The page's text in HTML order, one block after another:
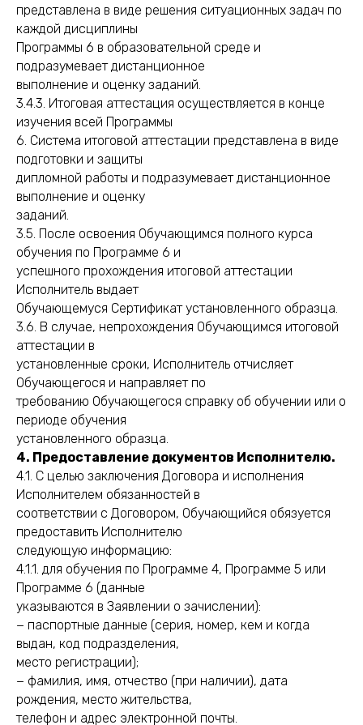
представлена в виде решения ситуационных задач по
каждой дисциплины
Программы 6 в образовательной среде и
подразумевает дистанционное
выполнение и оценку заданий.
3.4.3. Итоговая аттестация осуществляется в конце
изучения всей Программы
6. Система итоговой аттестации представлена в виде
подготовки и защиты
дипломной работы и подразумевает дистанционное
выполнение и оценку
заданий.
3.5. После освоения Обучающимся полного курса
обучения по Программе 6 и
успешного прохождения итоговой аттестации
Исполнитель выдает
Обучающемуся Сертификат установленного образца.
3.6. В случае, непрохождения Обучающимся итоговой
аттестации в
установленные сроки, Исполнитель отчисляет
Обучающегося и направляет по
требованию Обучающегося справку об обучении или о
периоде обучения
установленного образца.
4. Предоставление документов Исполнителю.
4.1. С целью заключения Договора и исполнения
Исполнителем обязанностей в
соответствии с Договором, Обучающийся обязуется
предоставить Исполнителю
следующую информацию:
4.1.1. для обучения по Программе 4, Программе 5 или
Программе 6 (данные
указываются в Заявлении о зачислении):
− паспортные данные (серия, номер, кем и когда
выдан, код подразделения,
место регистрации);
− фамилия, имя, отчество (при наличии), дата
рождения, место жительства,
телефон и адрес электронной почты.